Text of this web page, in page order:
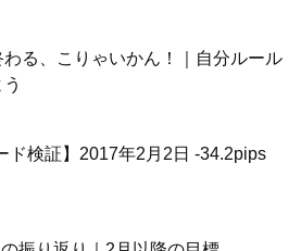
わる、こりゃいかん！｜自分ルール
ド検証】2017年2月2日 -34.2pips